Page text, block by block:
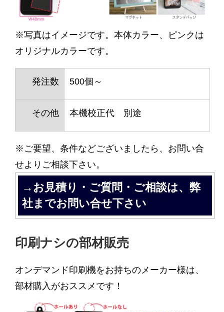
※写真はイメージです。本体カラー、ピンクは
オリジナルカラーです。
発注数 500個～
その他 本機校正代 別途
※ご要望、条件などございましたら、お問い合
せよりご相談下さい。
→お見積り・ご質問・ご相談は、弊
社までお問い合せ下さい
印刷ナシの部材販売
オンデマンド印刷機をお持ちのメーカー様は、
部材購入がおススメです！